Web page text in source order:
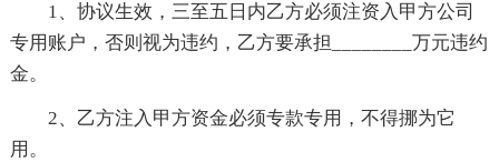
1、协议生效，三至五日内乙方必须注资入甲方公司
专用账户，否则视为违约，乙方要承担________万元违约
金。
2、乙方注入甲方资金必须专款专用，不得挪为它
用。